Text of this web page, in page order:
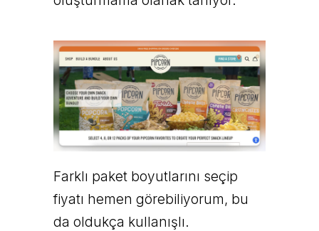
Farklı paket boyutlarını seçip
fiyatı hemen görebiliyorum, bu
da oldukça kullanışlı.